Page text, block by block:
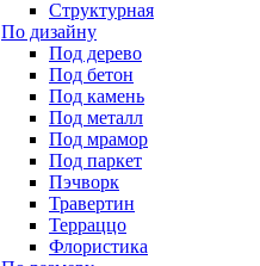
Структурная
По дизайну
Под дерево
Под бетон
Под камень
Под металл
Под мрамор
Под паркет
Пэчворк
Травертин
Терраццо
Флористика